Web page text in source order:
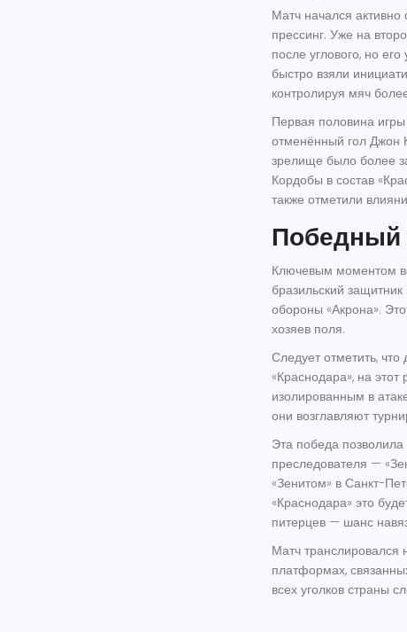
Матч начался активно
прессинг. Уже на
после углового, но
быстро взяли
контролируя мяч
Первая половина
отменённый гол Джон
зрелище было более
Кордобы в состав
также отметили
Победный
Ключевым моментом
бразильский защитник
обороны «Акрона».
хозяев поля.
Следует отметить,
«Краснодара», на
изолированным в
они возглавляют
Эта победа
преследователя —
«Зенитом» в Санкт-
«Краснодара» это
питерцев — шанс
Матч транслировался
платформах,
всех уголков страны